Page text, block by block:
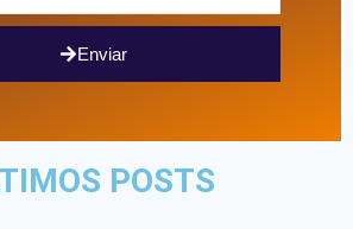
Enviar
POSTS